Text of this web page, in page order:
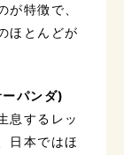
が特徴で、
ほとんどが
パンダ)
息するレッ
日本ではほ